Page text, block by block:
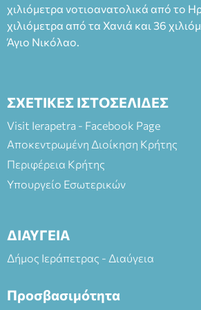
χιλιόμετρα νοτιοανατολικά από το
χιλιόμετρα από τα Χανιά και 36
Άγιο Νικόλαο.
ΣΧΕΤΙΚΕΣ ΙΣΤΟΣΕΛΙΔΕΣ
Visit Ierapetra - Facebook Page
Αποκεντρωμένη Διοίκηση Κρήτης
Περιφέρεια Κρήτης
Υπουργείο Εσωτερικών
ΔΙΑΥΓΕΙΑ
Δήμος Ιεράπετρας - Διαύγεια
Προσβασιμότητα